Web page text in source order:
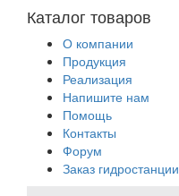
Каталог товаров
О компании
Продукция
Реализация
Напишите нам
Помощь
Контакты
Форум
Заказ гидростанции